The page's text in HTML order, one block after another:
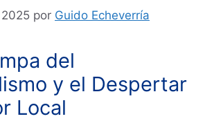
por Guido Echeverría
del
y el Despertar
Local